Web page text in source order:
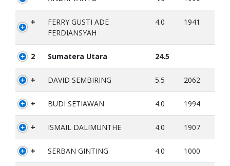
+
FERRY GUSTI ADE
FERDIANSYAH
4.0 1941
2 Sumatera Utara 24.5
+ DAVID SEMBIRING 5.5 2062
+ BUDI SETIAWAN 4.0 1994
+ ISMAIL DALIMUNTHE 4.0 1907
+ SERBAN GINTING 4.0 1000